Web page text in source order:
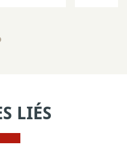
LIÉS